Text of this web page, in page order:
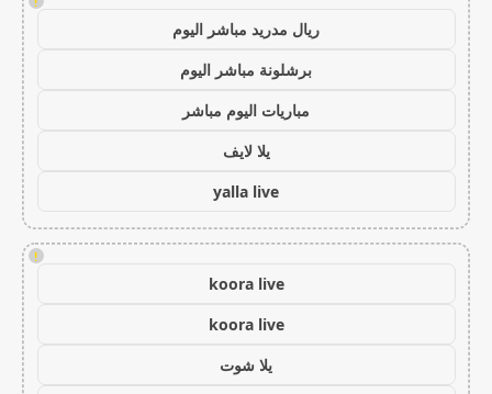
ريال مدريد مباشر اليوم
برشلونة مباشر اليوم
مباريات اليوم مباشر
يلا لايف
yalla live
!
koora live
koora live
يلا شوت